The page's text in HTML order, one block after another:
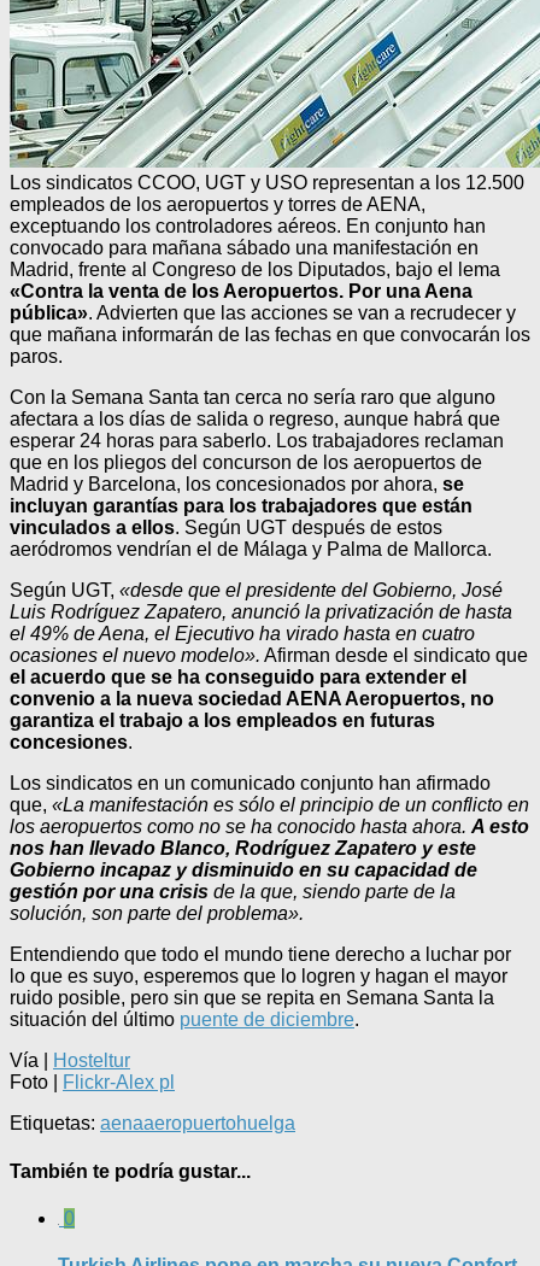
Los sindicatos CCOO, UGT y USO representan a los 12.500
empleados de los aeropuertos y torres de AENA,
exceptuando los controladores aéreos. En conjunto han
convocado para mañana sábado una manifestación en
Madrid, frente al Congreso de los Diputados, bajo el lema
«Contra la venta de los Aeropuertos. Por una Aena
pública». Advierten que las acciones se van a recrudecer y
que mañana informarán de las fechas en que convocarán los
paros.
Con la Semana Santa tan cerca no sería raro que alguno
afectara a los días de salida o regreso, aunque habrá que
esperar 24 horas para saberlo. Los trabajadores reclaman
que en los pliegos del concurson de los aeropuertos de
Madrid y Barcelona, los concesionados por ahora, se
incluyan garantías para los trabajadores que están
vinculados a ellos. Según UGT después de estos
aeródromos vendrían el de Málaga y Palma de Mallorca.
Según UGT, «desde que el presidente del Gobierno, José
Luis Rodríguez Zapatero, anunció la privatización de hasta
el 49% de Aena, el Ejecutivo ha virado hasta en cuatro
ocasiones el nuevo modelo». Afirman desde el sindicato que
el acuerdo que se ha conseguido para extender el
convenio a la nueva sociedad AENA Aeropuertos, no
garantiza el trabajo a los empleados en futuras
concesiones.
Los sindicatos en un comunicado conjunto han afirmado
que, «La manifestación es sólo el principio de un conflicto en
los aeropuertos como no se ha conocido hasta ahora. A esto
nos han llevado Blanco, Rodríguez Zapatero y este
Gobierno incapaz y disminuido en su capacidad de
gestión por una crisis de la que, siendo parte de la
solución, son parte del problema».
Entendiendo que todo el mundo tiene derecho a luchar por
lo que es suyo, esperemos que lo logren y hagan el mayor
ruido posible, pero sin que se repita en Semana Santa la
situación del último puente de diciembre.
Vía |
Hosteltur
Foto |
Flickr-Alex pl
Etiquetas: aenaaeropuertohuelga
También te podría gustar...
0